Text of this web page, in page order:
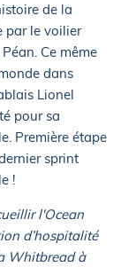
de la
par le voilier
Ce même
dans
Lionel
pour sa
Première étape
sprint
!
l'Ocean
d’hospitalité
Whitbread à